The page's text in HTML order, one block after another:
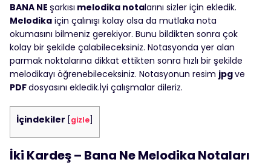
BANA NE şarkısı melodika notalarını sizler için ekledik.
Melodika için çalınışı kolay olsa da mutlaka nota
okumasını bilmeniz gerekiyor. Bunu bildikten sonra çok
kolay bir şekilde çalabileceksiniz. Notasyonda yer alan
parmak noktalarına dikkat ettikten sonra hızlı bir şekilde
melodikayı öğrenebileceksiniz. Notasyonun resim jpgve
PDFdosyasını ekledik.İyi çalışmalar dileriz.
İçindekiler gizle
İki Kardeş – Bana Ne Melodika Notaları